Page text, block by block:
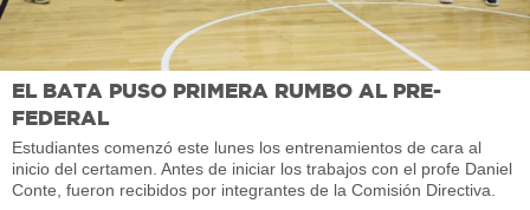
EL BATA PUSO PRIMERA RUMBO AL PRE-
FEDERAL
Estudiantes comenzó este lunes los entrenamientos de cara al
inicio del certamen. Antes de iniciar los trabajos con el profe Daniel
Conte, fueron recibidos por integrantes de la Comisión Directiva.